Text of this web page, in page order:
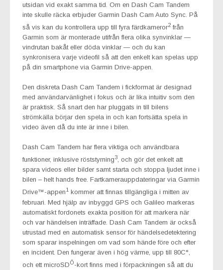
utsidan vid exakt samma tid. Om en Dash Cam Tandem
inte skulle räcka erbjuder Garmin Dash Cam Auto Sync. På
så vis kan du kontrollera upp till fyra färdkameror2 från
Garmin som är monterade utifrån flera olika synvinklar —
vindrutan bakåt eller döda vinklar — och du kan
synkronisera varje videofil så att den enkelt kan spelas upp
på din smartphone via Garmin Drive-appen.
Den diskreta Dash Cam Tandem i fickformat är designad
med användarvänlighet i fokus och är lika intuitiv som den
är praktisk. Så snart den har pluggats in till bilens
strömkälla börjar den spela in och kan fortsätta spela in
video även då du inte är inne i bilen.
Dash Cam Tandem har flera viktiga och användbara
funktioner, inklusive röststyrning3, och gör det enkelt att
spara videos eller bilder samt starta och stoppa ljudet inne i
bilen – helt hands free. Fartkamerauppdateringar via Garmin
Drive™-appen1 kommer att finnas tillgängliga i mitten av
februari. Med hjälp av inbyggd GPS och Galileo markeras
automatiskt fordonets exakta position för att markera när
och var händelsen inträffade. Dash Cam Tandem är också
utrustad med en automatisk sensor för händelsedetektering
som sparar inspelningen om vad som hände före och efter
en incident. Den fungerar även i hög värme, upp till 80C°,
och ett microSDÔ-kort finns med i förpackningen så att du